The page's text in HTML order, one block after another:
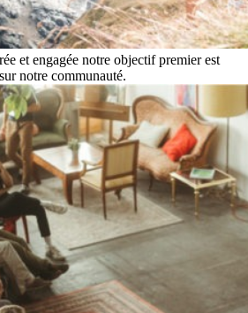
et engagée notre objectif premier est
notre communauté.